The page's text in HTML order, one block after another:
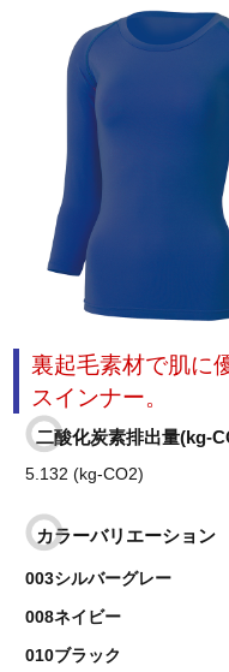
裏起毛素材で肌に
スインナー。
二酸化炭素排出量(kg-
5.132 (kg-CO2)
カラーバリエーション
003シルバーグレー
008ネイビー
010ブラック